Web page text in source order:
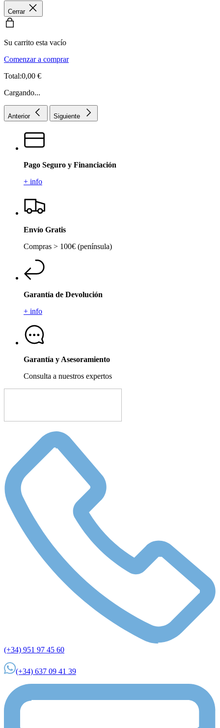
Cerrar
Su carrito esta vacío
Comenzar a comprar
Total:0,00 €
Cargando...
Anterior Siguiente
Pago Seguro y Financiación
+ info
Envío Gratis
Compras > 100€ (península)
Garantía de Devolución
+ info
Garantía y Asesoramiento
Consulta a nuestros expertos
(+34) 951 97 45 60
(+34) 637 09 41 39